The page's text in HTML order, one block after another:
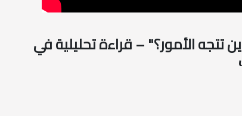
تتجه الأمور؟" – قراءة تحليلية في